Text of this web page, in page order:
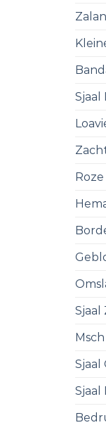
Sjaal
Sjaal
Msch
Sjaal
Sjaal